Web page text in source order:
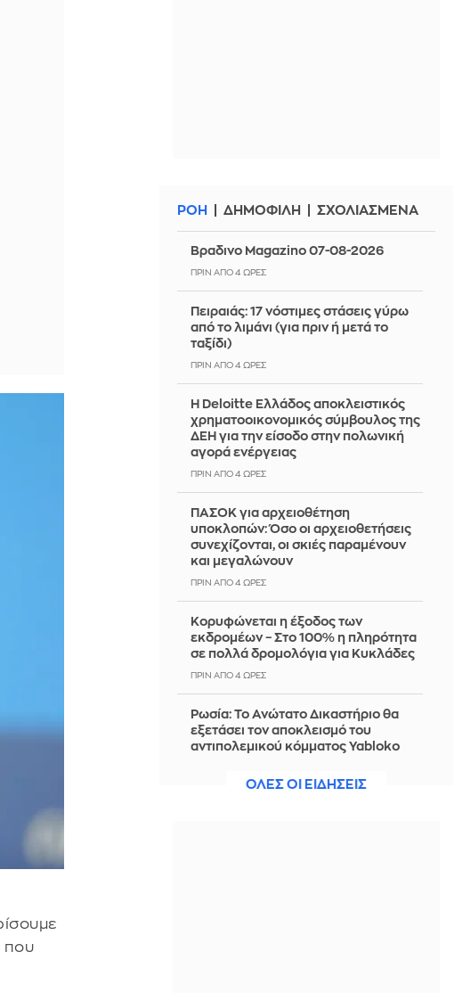
που
ΡΟΗ ΔΗΜΟΦΙΛΗ ΣΧΟΛΙΑΣΜΕΝΑ
Βραδινο Magazino 07-08-2026
ΠΡΙΝ ΑΠΌ 4 ΏΡΕΣ
Πειραιάς: 17 νόστιμες στάσεις γύρω
από το λιμάνι (για πριν ή μετά το
ταξίδι)
ΠΡΙΝ ΑΠΌ 4 ΏΡΕΣ
Η Deloitte Ελλάδος αποκλειστικός
χρηματοοικονομικός σύμβουλος της
ΔΕΗ για την είσοδο στην πολωνική
αγορά ενέργειας
ΠΡΙΝ ΑΠΌ 4 ΏΡΕΣ
ΠΑΣΟΚ για αρχειοθέτηση
υποκλοπών: Όσο οι αρχειοθετήσεις
συνεχίζονται, οι σκιές παραμένουν
και μεγαλώνουν
ΠΡΙΝ ΑΠΌ 4 ΏΡΕΣ
Κορυφώνεται η έξοδος των
εκδρομέων – Στο 100% η πληρότητα
σε πολλά δρομολόγια για Κυκλάδες
ΠΡΙΝ ΑΠΌ 4 ΏΡΕΣ
Ρωσία: Το Ανώτατο Δικαστήριο θα
εξετάσει τον αποκλεισμό του
αντιπολεμικού κόμματος Yabloko
ΠΡΙΝ ΑΠΌ 4 ΏΡΕΣΟΛΕΣ ΟΙ ΕΙΔΗΣΕΙΣ